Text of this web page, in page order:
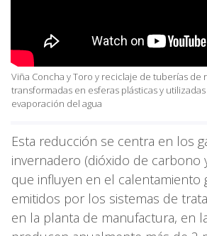
Viña Concha y Toro y reciclaje de tuberías de
transformadas en esferas plásticas y
evaporación del agua
Esta reducción se centra en los
invernadero (dióxido de carbono
que influyen en el calentamiento
emitidos por los sistemas de
en la planta de manufactura, en